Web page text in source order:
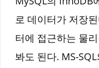
로 데이터가 저장
터에 접근하는 물
봐도 된다. MS-